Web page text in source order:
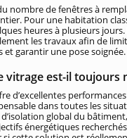
nombre de fenêtres à
Pour une habitation
heures à plusieurs
les travaux afin de
et garantir une pose soignée.
vitrage est-il toujours
d’excellentes performances
dans toutes les
global du
énergétiques